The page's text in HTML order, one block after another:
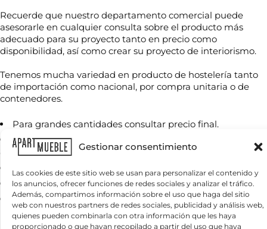
Gestionar consentimiento
Las cookies de este sitio web se usan para personalizar el contenido y
los anuncios, ofrecer funciones de redes sociales y analizar el tráfico.
Además, compartimos información sobre el uso que haga del sitio
web con nuestros partners de redes sociales, publicidad y análisis web,
quienes pueden combinarla con otra información que les haya
proporcionado o que hayan recopilado a partir del uso que haya
Recuerde que nuestro departamento comercial puede
asesorarle en cualquier consulta sobre el producto más
adecuado para su proyecto tanto en precio como
disponibilidad, así como crear su proyecto de interiorismo.
Tenemos mucha variedad en producto de hostelería tanto
de importación como nacional, por compra unitaria o de
contenedores.
Para grandes cantidades consultar precio final.
Servicio nacional o internacional, por contenedor o por
cantidades.
Se envía muestras a cargo del comprador.
Iva o tasas, ni transporte incluido.
Precio para unidades sueltas:precio de tarifa.
N
o
b
r
e
T
e
é
o
n
*
C
o
r
e
o
e
e
¿
Q
u
é